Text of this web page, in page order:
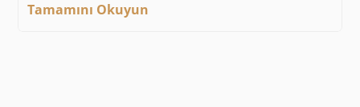
Tamamını Okuyun